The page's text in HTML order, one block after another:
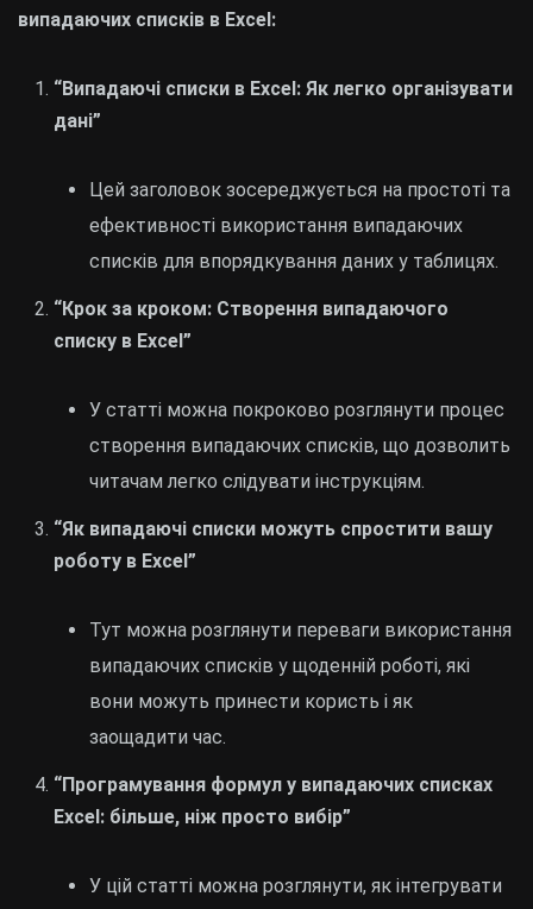
випадаючих списків в Excel:
“Випадаючі списки в Excel: Як легко організувати
дані”
Цей заголовок зосереджується на простоті та
ефективності використання випадаючих
списків для впорядкування даних у таблицях.
“Крок за кроком: Створення випадаючого
списку в Excel”
У статті можна покроково розглянути процес
створення випадаючих списків, що дозволить
читачам легко слідувати інструкціям.
“Як випадаючі списки можуть спростити вашу
роботу в Excel”
Тут можна розглянути переваги використання
випадаючих списків у щоденній роботі, які
вони можуть принести користь і як
заощадити час.
“Програмування формул у випадаючих списках
Excel: більше, ніж просто вибір”
У цій статті можна розглянути, як інтегрувати